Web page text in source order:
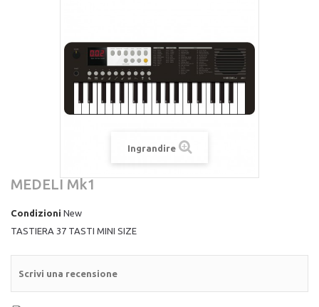
Ingrandire
MEDELI Mk1
Condizioni New
TASTIERA 37 TASTI MINI SIZE
Scrivi una recensione